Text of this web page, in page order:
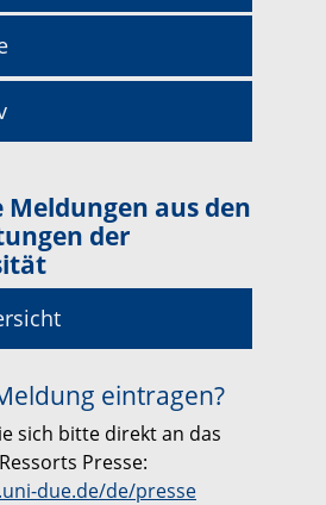
Meldungen aus den
der
eintragen?
sich bitte direkt an das
Presse:
due.de/de/presse